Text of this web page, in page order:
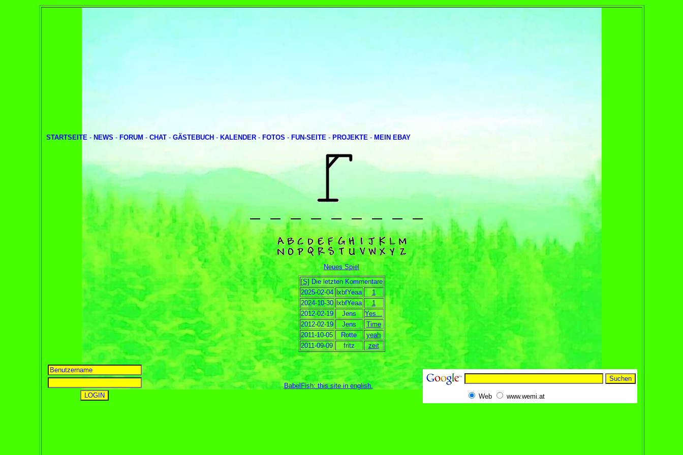
STARTSEITE - NEWS - FORUM - CHAT - GÄSTEBUCH - KALENDER - FOTOS - FUN-SEITE - PROJEKTE - MEIN EBAY
Neues Spiel
[S] Die letzten Kommentare
2025-02-04
lxbfYeaa
1
2024-10-30
lxbfYeaa
1
2012-02-19
Jens
Yes...
2012-02-19
Jens
Time
2011-10-05
Rotte
yeah
2011-09-09
fritz zeit
BabelFish: this site in english.
Web
www.wemi.at